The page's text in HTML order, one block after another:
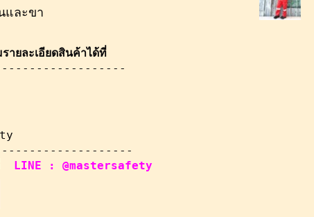
และขา
ยละเอียดสินค้าได้ที่
LINE : @mastersafety